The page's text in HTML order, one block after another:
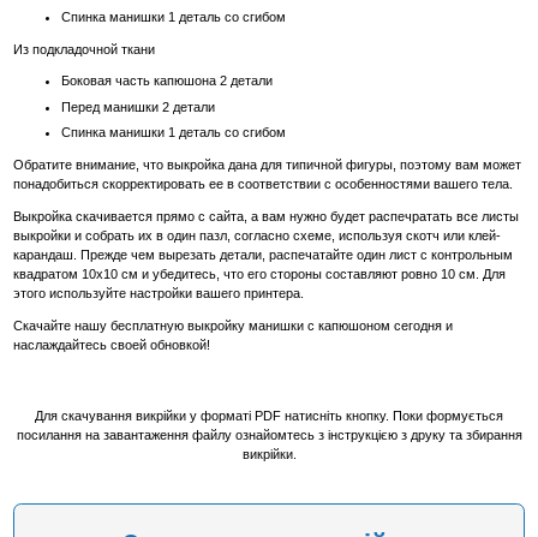
Спинка манишки 1 деталь со сгибом
Из подкладочной ткани
Боковая часть капюшона 2 детали
Перед манишки 2 детали
Спинка манишки 1 деталь со сгибом
Обратите внимание, что выкройка дана для типичной фигуры, поэтому вам может
понадобиться скорректировать ее в соответствии с особенностями вашего тела.
Выкройка скачивается прямо с сайта, а вам нужно будет распечpатать все листы
выкройки и собрать их в один пазл, согласно схеме, используя скотч или клей-
карандаш. Прежде чем вырезать детали, распечатайте один лист с контрольным
квадратом 10х10 см и убедитесь, что его стороны составляют ровно 10 см. Для
этого используйте настройки вашего принтера.
Скачайте нашу бесплатную выкройку манишки с капюшоном сегодня и
наслаждайтесь своей обновкой!
Для скачування викрійки у форматі PDF натисніть кнопку. Поки формується
посилання на завантаження файлу ознайомтесь з інструкцією з друку та збирання
викрійки.